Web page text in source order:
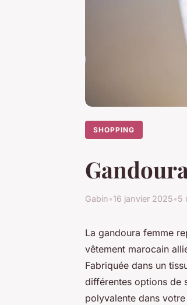
SHOPPING
Gabin•16 janvier 2025•5
La gandoura femme
vêtement marocain
Fabriquée dans un
différentes options de
polyvalente dans